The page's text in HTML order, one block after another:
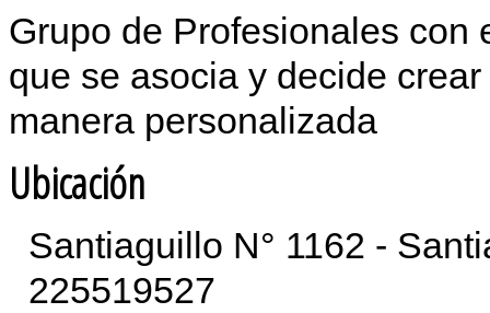
Grupo de Profesionales con
que se asocia y decide
manera personalizada
Ubicación
Santiaguillo N° 1162 -
225519527